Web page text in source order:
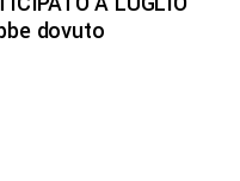
dovuto